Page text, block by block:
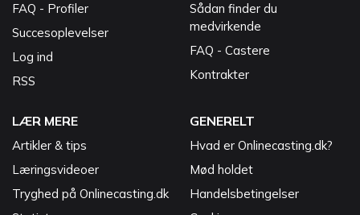
FAQ - Profiler
Succesoplevelser
Log ind
RSS
Sådan finder du
medvirkende
FAQ - Castere
Kontrakter
LÆR MERE
Artikler & tips
Læringsvideoer
Tryghed på Onlinecasting.dk
GENERELT
Hvad er Onlinecasting.dk?
Mød holdet
Handelsbetingelser